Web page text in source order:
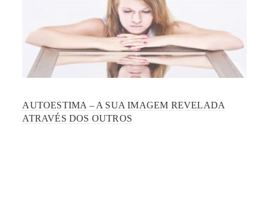
AUTOESTIMA – A SUA IMAGEM REVELADA
ATRAVÉS DOS OUTROS